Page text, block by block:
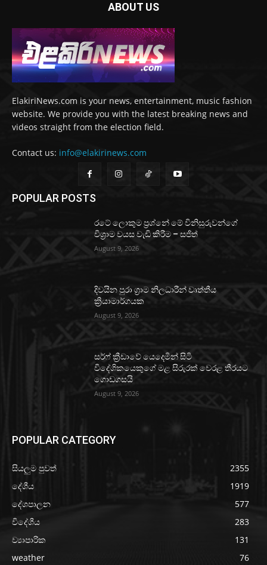
ABOUT US
ElakiriNews.com is your news, entertainment, music fashion
website. We provide you with the latest breaking news and
videos straight from the election field.
Contact us: info@elakirinews.com
POPULAR POSTS
රටේ ලොකුම ප්‍රශ්නේ මේ විනිසුරුවන්ගේ
විශ්‍රාම වයස වැඩි කිරීම – සජිත්
August 9, 2026
දිවයින පුරා ග්‍රාම නිලධාරීන් වෘත්තීය
ක්‍රියාමාර්ගයක
August 9, 2026
සර්ෆ් ක්‍රීඩාවේ යෙදෙමින් සිටි
විදේශිකයෙකුගේ මළ සිරුරක් වෙරළ තීරයට
ගොඩගසයි
August 9, 2026
POPULAR CATEGORY
සියලුම පුවත්
2355
දේශීය
1919
දේශපාලන
577
විදේශීය
283
ව්‍යාපාරික
131
weather
76